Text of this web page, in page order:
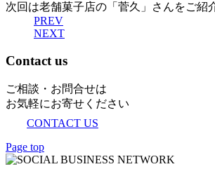
次回は老舗菓子店の「菅久」さんをご紹
PREV
NEXT
Contact us
ご相談・お問合せは
お気軽にお寄せください
CONTACT US
Page top